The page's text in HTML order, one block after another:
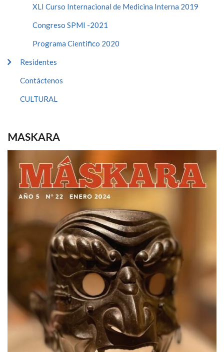
XLI Curso Internacional de Medicina Interna 2019
Congreso SPMI -2021
Programa Cientifico 2020
Residentes
Contáctenos
CULTURAL
MASKARA